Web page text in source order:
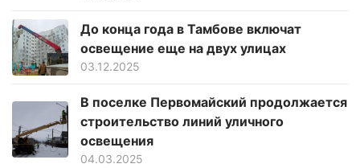
До конца года в Тамбове включат
освещение еще на двух улицах
03.12.2025
В поселке Первомайский продолжается
строительство линий уличного
освещения
04.03.2025